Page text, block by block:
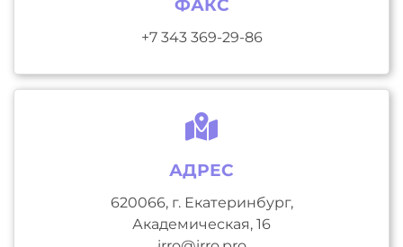
ФАКС
+7 343 369-29-86
АДРЕС
620066, г. Екатеринбург,
Академическая, 16